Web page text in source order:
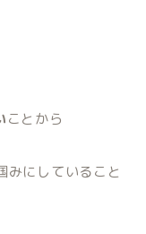
ことから
みにしていること